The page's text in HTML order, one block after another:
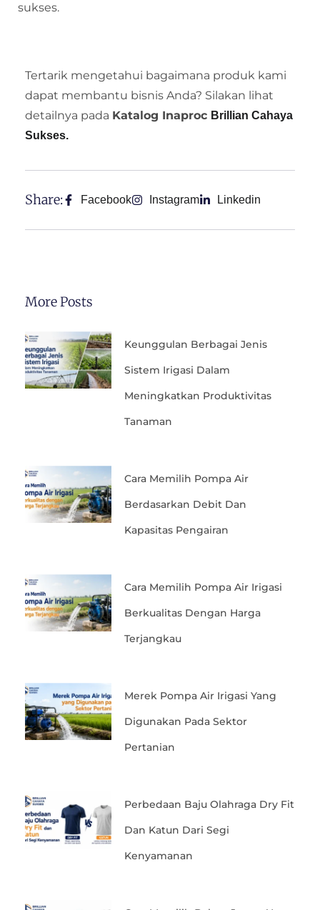
sukses.
Tertarik mengetahui bagaimana produk kami
dapat membantu bisnis Anda? Silakan lihat
detailnya pada Katalog Inaproc Brillian Cahaya
Sukses.
Share: Facebook Instagram Linkedin
More Posts
Keunggulan Berbagai Jenis
Sistem Irigasi Dalam
Meningkatkan Produktivitas
Tanaman
Cara Memilih Pompa Air
Berdasarkan Debit Dan
Kapasitas Pengairan
Cara Memilih Pompa Air Irigasi
Berkualitas Dengan Harga
Terjangkau
Merek Pompa Air Irigasi Yang
Digunakan Pada Sektor
Pertanian
Perbedaan Baju Olahraga Dry Fit
Dan Katun Dari Segi
Kenyamanan